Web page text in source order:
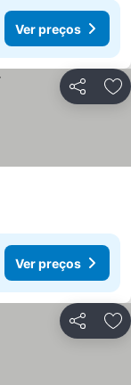
Ver preços
Partilhar
Ver preços
Partilhar